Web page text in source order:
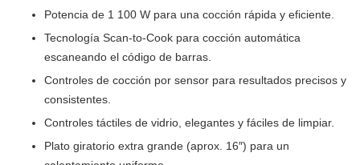
Potencia de 1 100 W para una cocción rápida y eficiente.
Tecnología Scan-to-Cook para cocción automática
escaneando el código de barras.
Controles de cocción por sensor para resultados precisos y
consistentes.
Controles táctiles de vidrio, elegantes y fáciles de limpiar.
Plato giratorio extra grande (aprox. 16″) para un